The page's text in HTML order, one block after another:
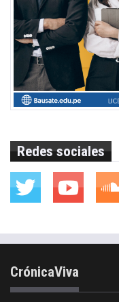
Redes sociales
CrónicaViva